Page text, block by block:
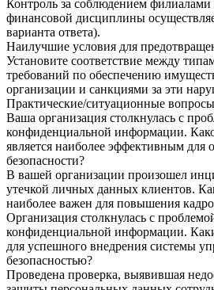
Контроль за соблюдением филиалами
финансовой дисциплины
варианта ответа).
Наилучшие условия для
Установите соответствие между
требований по обеспечению
организации и санкциями за эти
Практические/ситуационные вопросы
Ваша организация столкнулась с
конфиденциальной информации.
является наиболее эффективным для
безопасности?
В вашей организации произошел
утечкой личных данных клиентов.
наиболее важен для повышения
Организация столкнулась с
конфиденциальной информации.
для успешного внедрения системы
безопасностью?
Проведена проверка, выявившая